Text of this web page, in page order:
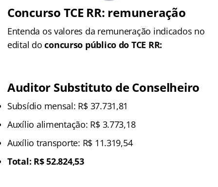
Concurso TCE RR: remuneração
Entenda os valores da remuneração indicados no
edital doconcurso público do TCE RR:
Auditor Substituto de Conselheiro
Subsídio mensal: R$ 37.731,81
Auxílio alimentação: R$ 3.773,18
Auxílio transporte: R$ 11.319,54
Total: R$ 52.824,53